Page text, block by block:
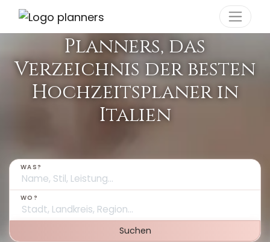
Planners, das
Verzeichnis der besten
Hochzeitsplaner in
Italien
WAS?
WO?
Suchen
Cookie-Einstellungen